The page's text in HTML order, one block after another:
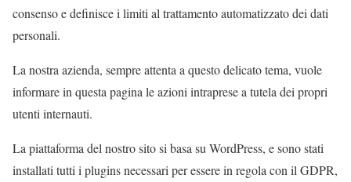
consenso e definisce i limiti al trattamento automatizzato dei dati
personali.
La nostra azienda, sempre attenta a questo delicato tema, vuole
informare in questa pagina le azioni intraprese a tutela dei propri
utenti internauti.
La piattaforma del nostro sito si basa su WordPress, e sono stati
installati tutti i plugins necessari per essere in regola con il GDPR,